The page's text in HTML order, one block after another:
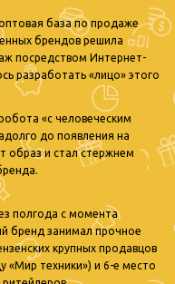
база по продаже
брендов решила
посредством Интернет-
разработать «лицо» этого
«с человеческим
до появления на
образ и стал стержнем
полгода с момента
бренд занимал прочное
крупных продавцов
«Мир техники») и 6-е место